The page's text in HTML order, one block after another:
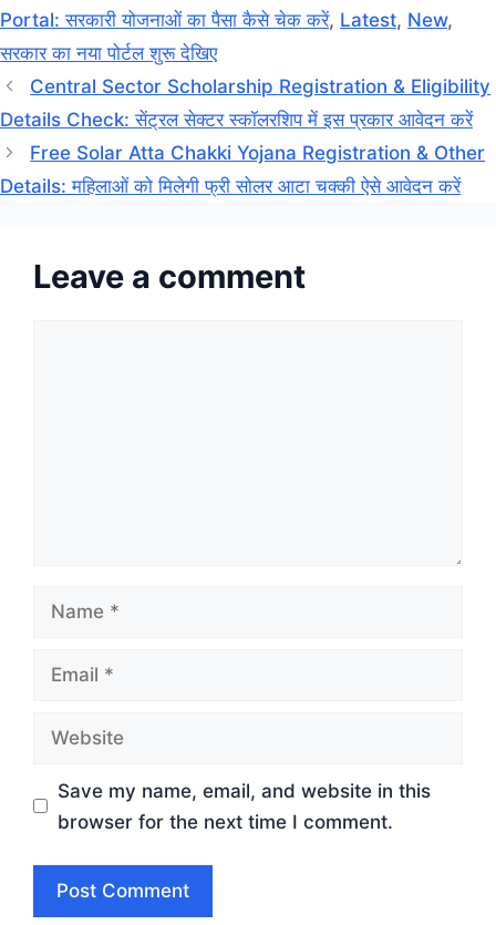
Portal: सरकारी योजनाओं का पैसा कैसे चेक करें, Latest, New,
सरकार का नया पोर्टल शुरू देखिए
Central Sector Scholarship Registration & Eligibility
Details Check: सेंट्रल सेक्टर स्कॉलरशिप में इस प्रकार आवेदन करें
Free Solar Atta Chakki Yojana Registration & Other
Details: महिलाओं को मिलेगी फ्री सोलर आटा चक्की ऐसे आवेदन करें
Leave a comment
Name
Email
Website
Save my name, email, and website in this
browser for the next time I comment.